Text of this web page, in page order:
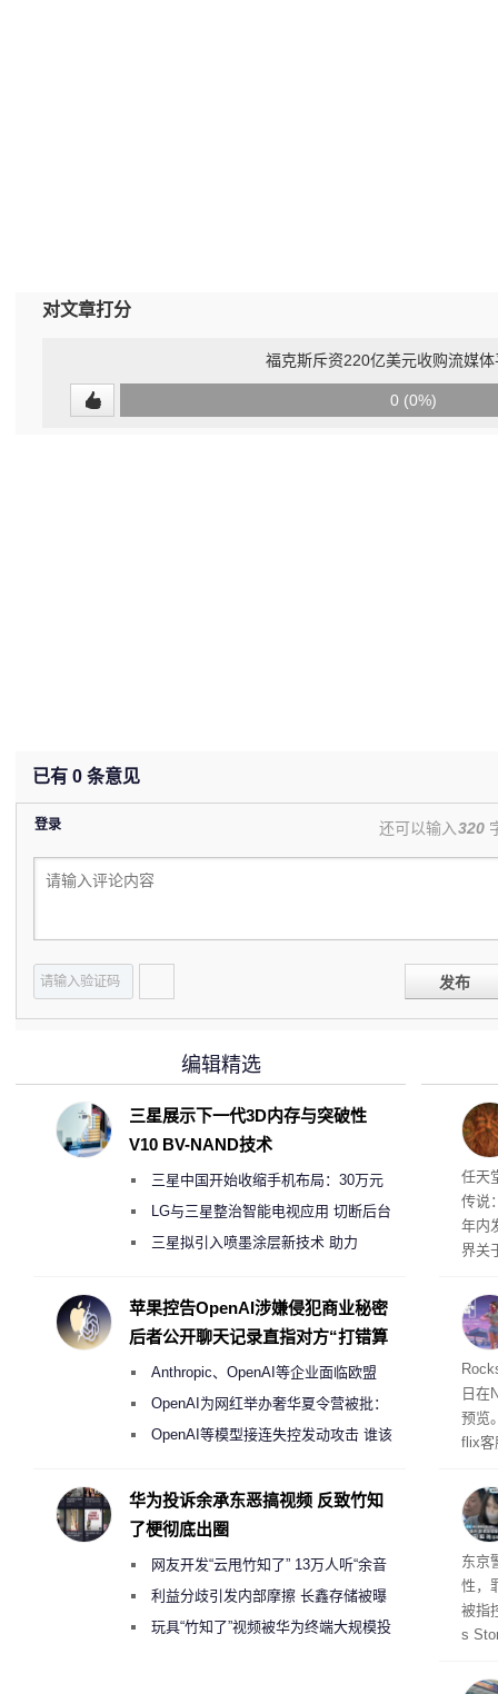
对文章打分
福克斯斥资220亿美元收购流媒
0 (0%)
已有 0 条意见
登录 还可以输入320
发布
任
任天
传说
年内
界关
日在
预览
flix客
27
东京
性，
被指
s
品
编辑精选
三星展示下一代3D内存与突破性
V10 BV-NAND技术
三星中国开始收缩手机布局：30万元
月销售额不达标门店 将被逐步清退
LG与三星整治智能电视应用 切断后台
偷偷共享带宽的违规行为
三星拟引入喷墨涂层新技术 助力
度
苹果控告OpenAI涉嫌侵犯商业秘密
后者公开聊天记录直指对方“打错算
Anthropic、OpenAI等企业面临欧盟
《人工智能法案》全新执法权限审查
OpenAI为网红举办奢华夏令营被批：
2000美元一晚 遭讽“反乌托邦”
OpenAI等模型接连失控发动攻击 谁该
华为投诉余承东恶搞视频 反致竹知
了梗彻底出圈
网友开发“云甩竹知了” 13万人听“余音
绕梁”利益分歧引发内部摩擦 长鑫存储被曝
曾将华为驻场工程师驱逐出研发基地
玩具“竹知了”视频被华为终端大规模投